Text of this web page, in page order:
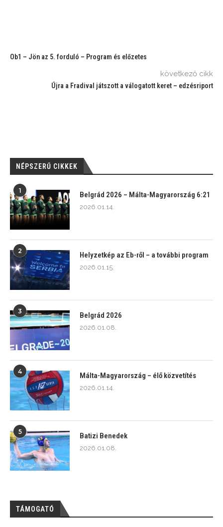
Ob1 – Jön az 5. forduló – Program és előzetes
következő cikk
Újra a Fradival játszott a válogatott keret – edzésriport
NÉPSZERŰ CIKKEK
1
Belgrád 2026 – Málta-Magyarország 6:21
2026.01.14.
2
Helyzetkép az Eb-ről – a további program
2026.01.15.
3
Belgrád 2026
2026.01.08.
4
Málta-Magyarország – élő közvetítés
2026.01.14.
5
Batizi Benedek
2026.01.08.
TÁMOGATÓ